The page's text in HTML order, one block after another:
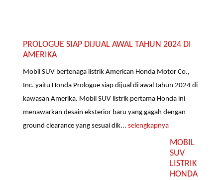
PROLOGUE SIAP DIJUAL AWAL TAHUN 2024 DI
AMERIKA
Mobil SUV bertenaga listrik American Honda Motor Co.,
Inc. yaitu Honda Prologue siap dijual di awal tahun 2024 di
kawasan Amerika. Mobil SUV listrik pertama Honda ini
menawarkan desain eksterior baru yang gagah dengan
ground clearance yang sesuai dik...selengkapnya
MOBIL
SUV
LISTRIK
HONDA